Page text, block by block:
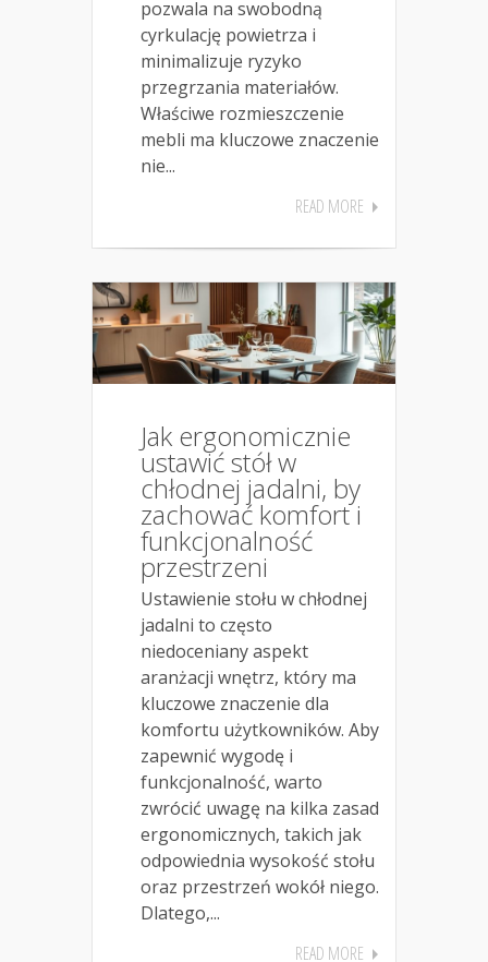
pozwala na swobodną
cyrkulację powietrza i
minimalizuje ryzyko
przegrzania materiałów.
Właściwe rozmieszczenie
mebli ma kluczowe znaczenie
nie...
READ MORE
Jak ergonomicznie
ustawić stół w
chłodnej jadalni, by
zachować komfort i
funkcjonalność
przestrzeni
Ustawienie stołu w chłodnej
jadalni to często
niedoceniany aspekt
aranżacji wnętrz, który ma
kluczowe znaczenie dla
komfortu użytkowników. Aby
zapewnić wygodę i
funkcjonalność, warto
zwrócić uwagę na kilka zasad
ergonomicznych, takich jak
odpowiednia wysokość stołu
oraz przestrzeń wokół niego.
Dlatego,...
READ MORE